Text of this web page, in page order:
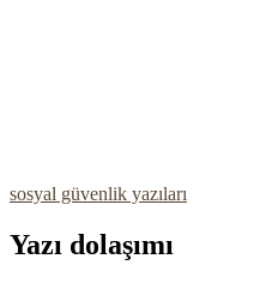
sosyal güvenlik yazıları
Yazı dolaşımı